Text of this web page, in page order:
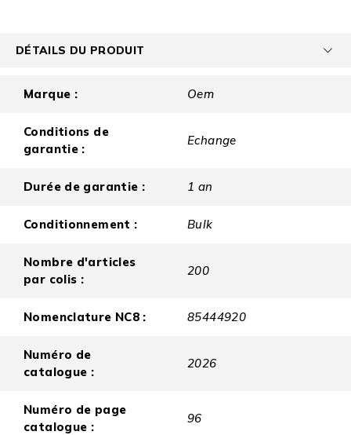
DÉTAILS DU PRODUIT
Marque : Oem
Conditions de
garantie :
Echange
Durée de garantie : 1 an
Conditionnement : Bulk
Nombre d'articles
par colis :
200
Nomenclature NC8 : 85444920
Numéro de
catalogue :
2026
Numéro de page
catalogue :
96